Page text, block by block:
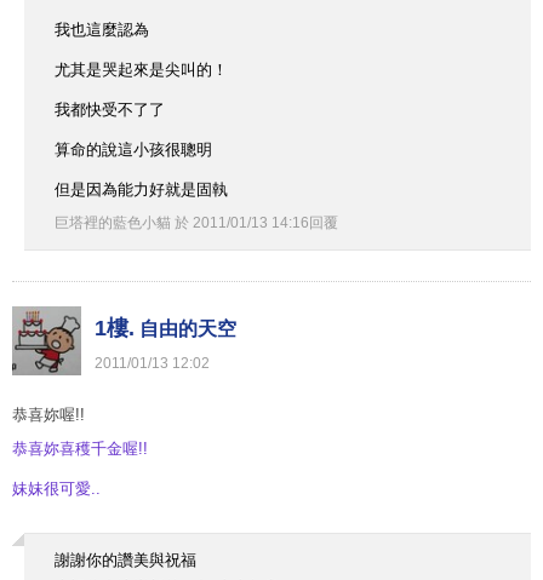
我也這麼認為
尤其是哭起來是尖叫的！
我都快受不了了
算命的說這小孩很聰明
但是因為能力好就是固執
巨塔裡的藍色小貓 於 2011/01/13 14:16 回覆
1樓. 自由的天空
2011/01/13 12:02
恭喜妳喔!!
恭喜妳喜穫千金喔!!
妹妹很可愛..
謝謝你的讚美與祝福